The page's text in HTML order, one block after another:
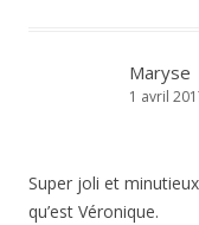
Maryse
1 avril
Super joli et
qu’est Véronique.